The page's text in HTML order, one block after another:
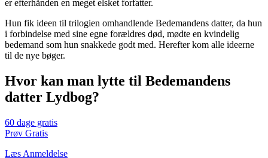
er efterhånden en meget elsket forfatter.
Hun fik ideen til trilogien omhandlende Bedemandens datter, da hun
i forbindelse med sine egne forældres død, mødte en kvindelig
bedemand som hun snakkede godt med. Herefter kom alle ideerne
til de nye bøger.
Hvor kan man lytte til Bedemandens
datter Lydbog?
60 dage gratis
Prøv Gratis
Læs Anmeldelse